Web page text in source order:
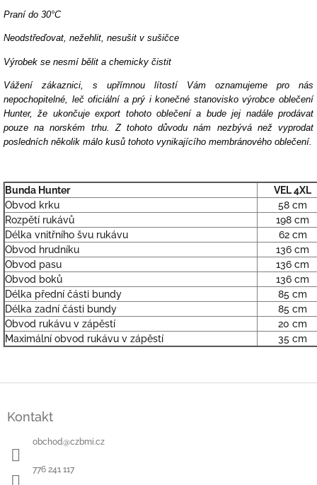
Praní do 30°C
Neodstřeďovat, nežehlit, nesušit v sušičce
Výrobek se nesmí bělit a chemicky čistit
Vážení zákaznici, s upřímnou lítostí Vám oznamujeme pro nás
nepochopitelné, leč oficiální a prý i konečné stanovisko výrobce oblečení
Hunter, že ukončuje export tohoto oblečení a bude jej nadále prodávat
pouze na norském trhu. Z tohoto důvodu nám nezbývá než vyprodat
posledních několik málo kusů tohoto vynikajícího membránového oblečení.
Bunda Hunter
VEL 4XL
Obvod krku
58 cm
Rozpětí rukávů
198 cm
Délka vnitřního švu rukávu
62 cm
Obvod hrudníku
136 cm
Obvod pasu
136 cm
Obvod boků
136 cm
Délka přední části bundy
85 cm
Délka zadní části bundy
85 cm
Obvod rukávu v zápěstí
20 cm
Maximální obvod rukávu v zápěstí
35 cm
Kontakt
obchod@czbmi.cz
776 241 117